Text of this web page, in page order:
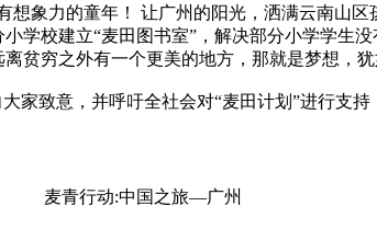
象力的童年！ 让广州的阳光，洒满云南山
学校建立“麦田图书室”，解决部分小学学生
贫穷之外有一个更美的地方，那就是梦想，
致意，并呼吁全社会对“麦田计划”进行支
麦青行动:中国之旅—广州